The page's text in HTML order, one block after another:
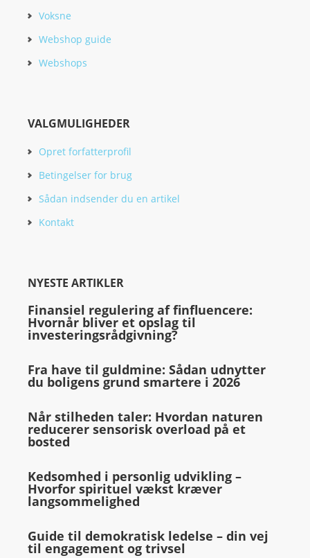
Voksne
Webshop guide
Webshops
VALGMULIGHEDER
Opret forfatterprofil
Betingelser for brug
Sådan indsender du en artikel
Kontakt
NYESTE ARTIKLER
Finansiel regulering af finfluencere:
Hvornår bliver et opslag til
investeringsrådgivning?
Fra have til guldmine: Sådan udnytter
du boligens grund smartere i 2026
Når stilheden taler: Hvordan naturen
reducerer sensorisk overload på et
bosted
Kedsomhed i personlig udvikling –
Hvorfor spirituel vækst kræver
langsommelighed
Guide til demokratisk ledelse – din vej
til engagement og trivsel